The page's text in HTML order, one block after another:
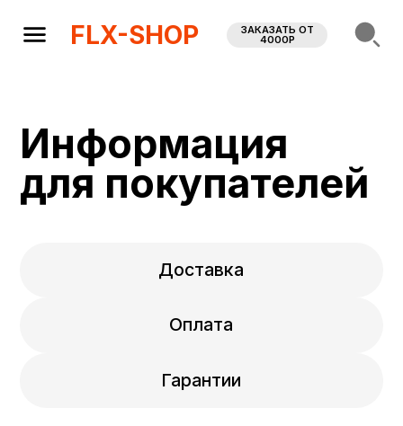
FLX-SHOP 4000Р
для покупателей
Доставка
Гарантии